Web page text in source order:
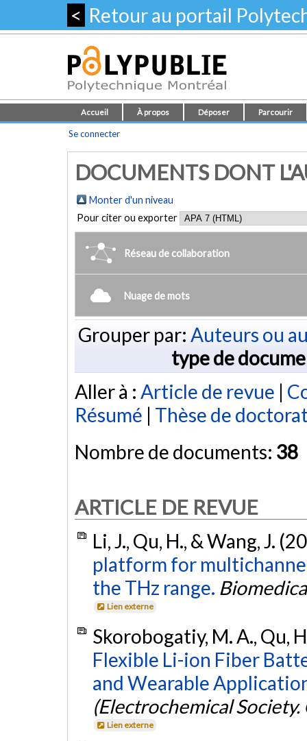
< Retour au portail
Accueil À propos Déposer Parcourir
Se connecter
DOCUMENTS DONT
Monter d'un niveau
Pour citer ou exporter
Réseau de collaboration
Nuage de mots
Grouper par: Auteurs ou
type de
Aller à : Article de revue |
Résumé | Thèse de
Nombre de documents: 38
ARTICLE DE REVUE
Li, J., Qu, H., & Wang, J.
platform for
the THz range.
Lien externe
Skorobogatiy, M. A., Qu,
Flexible Li-ion Fiber
and Wearable
(Electrochemical
Lien externe